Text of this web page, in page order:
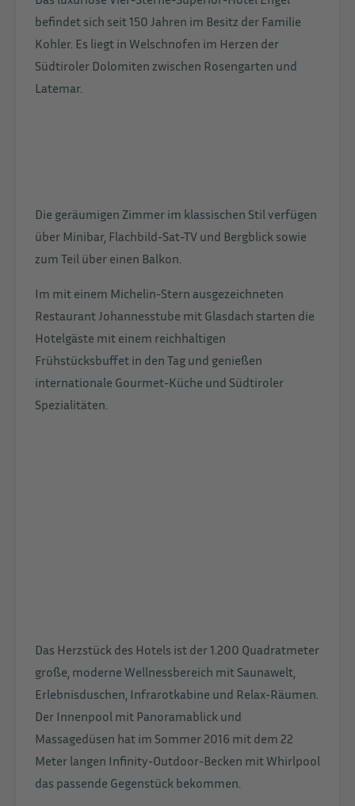
befindet sich seit 150 Jahren im Besitz der Familie
Kohler. Es liegt in Welschnofen im Herzen der
Südtiroler Dolomiten zwischen Rosengarten und
Latemar.
Die geräumigen Zimmer im klassischen Stil verfügen
über Minibar, Flachbild-Sat-TV und Bergblick sowie
zum Teil über einen Balkon.
Im mit einem Michelin-Stern ausgezeichneten
Restaurant Johannesstube mit Glasdach starten die
Hotelgäste mit einem reichhaltigen
Frühstücksbuffet in den Tag und genießen
internationale Gourmet-Küche und Südtiroler
Spezialitäten.
Das Herzstück des Hotels ist der 1.200 Quadratmeter
große, moderne Wellnessbereich mit Saunawelt,
Erlebnisduschen, Infrarotkabine und Relax-Räumen.
Der Innenpool mit Panoramablick und
Massagedüsen hat im Sommer 2016 mit dem 22
Meter langen Infinity-Outdoor-Becken mit Whirlpool
das passende Gegenstück bekommen.